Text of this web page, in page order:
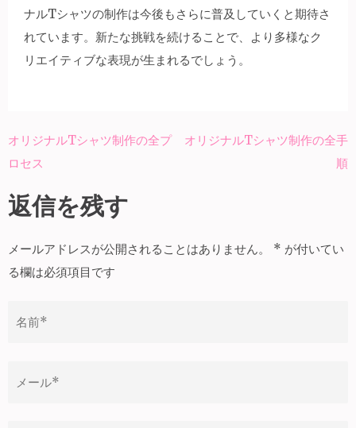
ナルTシャツの制作は今後もさらに普及していくと期待さ
れています。新たな挑戦を続けることで、より多様なク
リエイティブな表現が生まれるでしょう。
投
ナ
ビ
ゲ
ー
ョ
オリジナルTシャツ制作の全プ
ロセス
オリジナルTシャツ制作の全手
順
返信を残す
メールアドレスが公開されることはありません。 * が付いてい
る欄は必須項目です